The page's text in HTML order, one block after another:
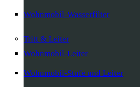
Wohnmobil-Wasserfilter
Tritt & Leiter
Wohnmobil-Leiter
Wohnmobil-Stufe und Leiter